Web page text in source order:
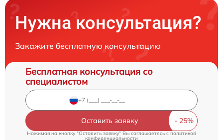
Нужна консультация?
Закажите бесплатную консультацию
Бесплатная консультация со
специалистом
Оставить заявку
Нажимая на кнопку "Оставить заявку" Вы соглашаетесь cполитикой
конфиденциальности